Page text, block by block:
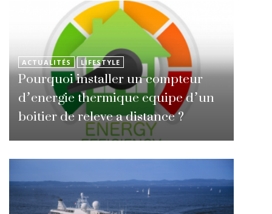
ACTUALITÉS LIFESTYLE
Pourquoi installer un compteur
d’energie thermique equipe d’un
boitier de releve a distance ?